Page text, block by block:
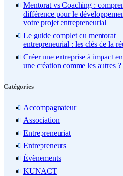
Mentorat vs Coaching :
différence pour le
votre projet entrepreneurial
Le guide complet du mentorat
entrepreneurial : les clés de la
Créer une entreprise à impact
une création comme les autres ?
Catégories
Accompagnateur
Association
Entrepreneuriat
Entrepreneurs
Évènements
KUNACT